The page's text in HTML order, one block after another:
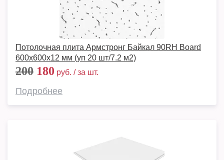
Потолочная плита Армстронг Байкал 90RH Board
600x600x12 мм (уп 20 шт/7.2 м2)
200 180 руб. / за шт.
Подробнее